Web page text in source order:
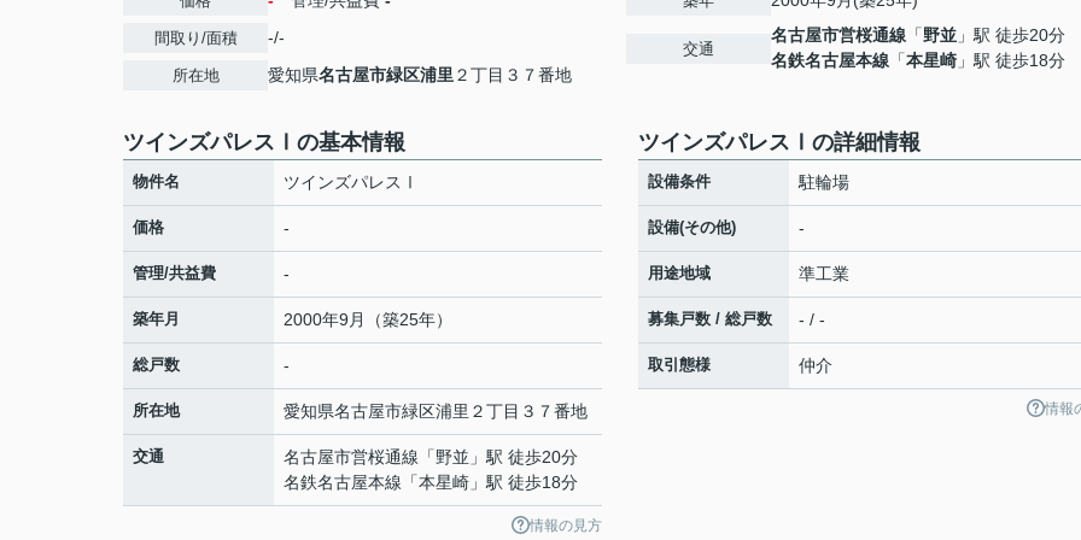
間取り/面積 -/-
所在地 愛知県名古屋市緑区浦里 ２丁目３７番地
交通
名古屋市営桜通線 「野並 」駅 徒歩20分
名鉄名古屋本線 「本星崎 」駅 徒歩18分
ツインズパレスⅠの基本情報
物件名 ツインズパレスⅠ
価格 -
管理/共益費 -
築年月 2000年9月（築25年）
総戸数 -
所在地 愛知県名古屋市緑区浦里 ２丁目３７番地
交通 名古屋市営桜通線 「野並 」駅 徒歩20分
名鉄名古屋本線 「本星崎 」駅 徒歩18分
情報の見方
ツインズパレスⅠの詳細情報
設備条件 駐輪場
設備(その他) -
用途地域 準工業
募集戸数 / 総戸数 - / -
取引態様 仲介
情報